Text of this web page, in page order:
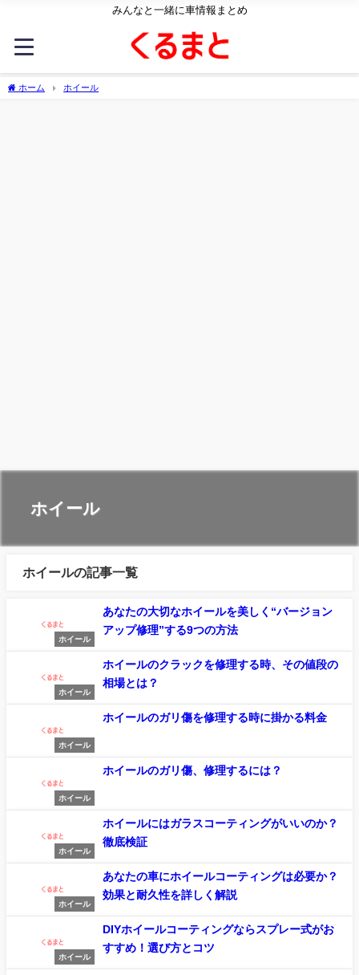
みんなと一緒に車情報まとめ
ホーム ホイール
ホイール
ホイールの記事一覧
ホイール
あなたの大切なホイールを美しく“バージョン
アップ修理”する9つの方法
ホイール
ホイールのクラックを修理する時、その値段の
相場とは？
ホイール
ホイールのガリ傷を修理する時に掛かる料金
ホイール
ホイールのガリ傷、修理するには？
ホイール
ホイールにはガラスコーティングがいいのか？
徹底検証
ホイール
あなたの車にホイールコーティングは必要か？
効果と耐久性を詳しく解説
ホイール
DIYホイールコーティングならスプレー式がお
すすめ！選び方とコツ